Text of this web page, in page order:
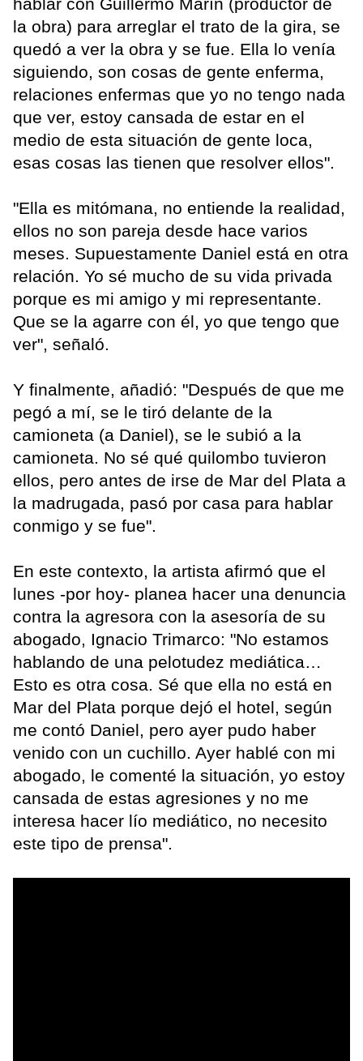
hablar con Guillermo Marín (productor de
la obra) para arreglar el trato de la gira, se
quedó a ver la obra y se fue. Ella lo venía
siguiendo, son cosas de gente enferma,
relaciones enfermas que yo no tengo nada
que ver, estoy cansada de estar en el
medio de esta situación de gente loca,
esas cosas las tienen que resolver ellos".
"Ella es mitómana, no entiende la realidad,
ellos no son pareja desde hace varios
meses. Supuestamente Daniel está en otra
relación. Yo sé mucho de su vida privada
porque es mi amigo y mi representante.
Que se la agarre con él, yo que tengo que
ver", señaló.
Y finalmente, añadió: "Después de que me
pegó a mí, se le tiró delante de la
camioneta (a Daniel), se le subió a la
camioneta. No sé qué quilombo tuvieron
ellos, pero antes de irse de Mar del Plata a
la madrugada, pasó por casa para hablar
conmigo y se fue".
En este contexto, la artista afirmó que el
lunes -por hoy- planea hacer una denuncia
contra la agresora con la asesoría de su
abogado, Ignacio Trimarco: "No estamos
hablando de una pelotudez mediática…
Esto es otra cosa. Sé que ella no está en
Mar del Plata porque dejó el hotel, según
me contó Daniel, pero ayer pudo haber
venido con un cuchillo. Ayer hablé con mi
abogado, le comenté la situación, yo estoy
cansada de estas agresiones y no me
interesa hacer lío mediático, no necesito
este tipo de prensa".